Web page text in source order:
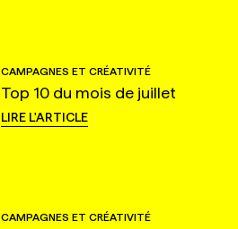
CAMPAGNES ET CRÉATIVITÉ
Top 10 du mois de juillet
LIRE L'ARTICLE
CAMPAGNES ET CRÉATIVITÉ